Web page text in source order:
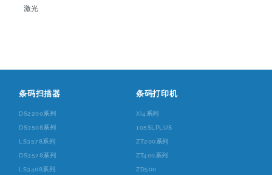
激光
条码扫描器
DS2200系列
DS3508系列
LS3578系列
DS3578系列
LS3408系列
条码打印机
XI4系列
105SLPLUS
ZT200系列
ZT400系列
ZD500